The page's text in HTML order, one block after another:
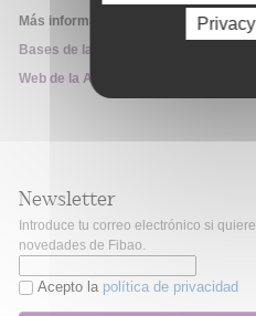
Más información:
Bases de la Convocatoria
Web de la Ayuda
Newsletter
Introduce tu correo electrónico si
novedades de Fibao.
Acepto la política de privacidad